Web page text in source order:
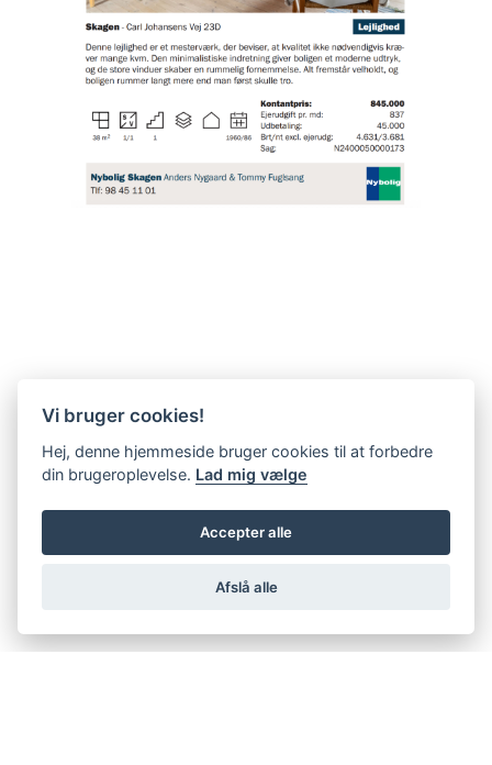
Vi bruger cookies!
Hej, denne hjemmeside bruger cookies til at forbedre
din brugeroplevelse. Lad mig vælge
Accepter alle
Afslå alle